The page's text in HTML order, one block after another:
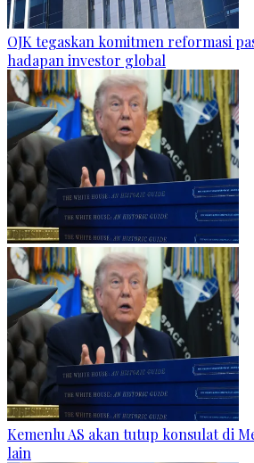
OJK tegaskan komitmen reformasi
hadapan investor global
Kemenlu AS akan tutup konsulat di
lain